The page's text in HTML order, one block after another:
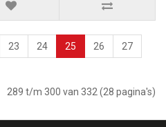
23 24 25 26 27
289 t/m 300 van 332 (28 pagina's)